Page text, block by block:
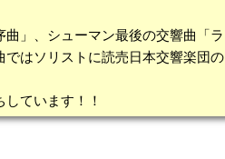
」、シューマン最後の交響曲「ラ
はソリストに読売日本交響楽団の
ています！！